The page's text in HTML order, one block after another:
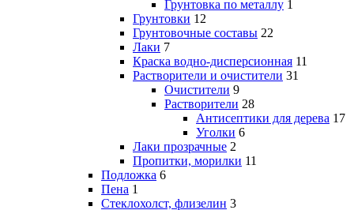
Грунтовка по металлу 1
Грунтовки 12
Грунтовочные составы 22
Лаки 7
Краска водно-дисперсионная 11
Растворители и очистители 31
Очистители 9
Растворители 28
Антисептики для дерева 17
Уголки 6
Лаки прозрачные 2
Пропитки, морилки 11
Подложка 6
Пена 1
Стеклохолст, флизелин 3